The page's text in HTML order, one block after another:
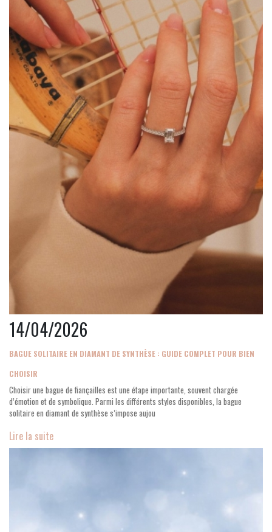
14/04/2026
BAGUE SOLITAIRE EN DIAMANT DE SYNTHÈSE : GUIDE COMPLET POUR BIEN
CHOISIR
Choisir une bague de fiançailles est une étape importante, souvent chargée
d’émotion et de symbolique. Parmi les différents styles disponibles, la bague
solitaire en diamant de synthèse s’impose aujou
Lire la suite